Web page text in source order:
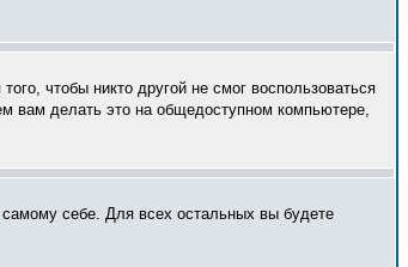
чтобы никто другой не смог воспользоваться
вам делать это на общедоступном компьютере,
себе. Для всех остальных вы будете